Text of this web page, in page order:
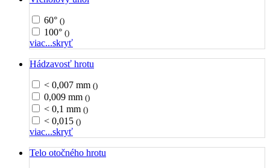
60° ()
100° ()
viac...skryť
Hádzavosť hrotu
< 0,007 mm ()
0,009 mm ()
< 0,1 mm ()
< 0,015 ()
viac...skryť
Telo otočného hrotu